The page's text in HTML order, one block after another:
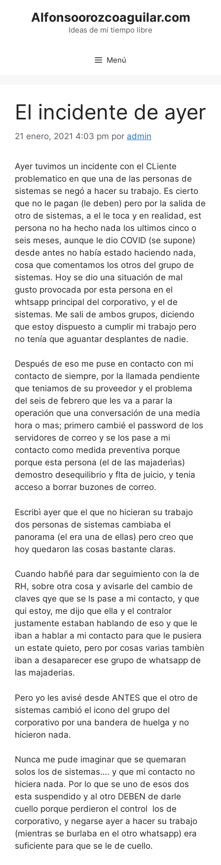
Alfonsoorozcoaguilar.com
Ideas de mi tiempo libre
Menú
El incidente de ayer
21 enero, 2021 4:03 pm por admin
Ayer tuvimos un incidente con el CLiente
problematico en que una de las personas de
sistemas se negó a hacer su trabajo. Es cierto
que no le pagan (le deben) pero por la salida de
otro de sistemas, a el le toca y en realidad, est
persona no ha hecho nada los ultimos cinco o
seis meses, aunque le dio COVID (se supone)
desde antes no había estado haciendo nada,
cosa que comentamos los otros del grupo de
sistemas. Hoy se dio una situación de mal
gusto provocada por esta persona en el
whtsapp principal del corporativo, y el de
sistemas. Me sali de ambos grupos, diciendo
que estoy dispuesto a cumplir mi trabajo pero
no tenía que aguantar desplantes de nadie.
Después de eso me puse en contacto con mi
contacto de siempre, por la llamada pendiente
que teniamos de su proveedor y el problema
del seis de febrero que les va a parar la
operación que una conversación de una media
hora o mas; primero cambié el password de los
servidores de correo y se los pase a mi
contacto como medida preventiva porque
porque esta persona (el de las majaderìas)
demostro desequilibrio y flta de juicio, y tenia
acceso a borrar buzones de correo.
Escribì ayer que el que no hicieran su trabajo
dos personas de sistemas cambiaba el
panorama (el era una de ellas) pero creo que
hoy quedaron las cosas bastante claras.
Cuando habñé para dar seguimiento con la de
RH, sobre otra cosa y avisarle del cambio de
claves qye que se ls pase a mi contacto, y que
qui estoy, me dijo que ella y el contralor
justamente estaban hablando de eso y que le
iban a hablar a mi contacto para que le pusiera
un estate quieto, pero por cosas varias tambièn
iban a desaparecer ese grupo de whatsapp de
las majaderias.
Pero yo les avisé desde ANTES que el otro de
sistemas cambió el icono del grupo del
corporativo por una bandera de huelga y no
hicieron nada.
Nunca me pude imaginar que se quemaran
solos los de sistemas…. y que mi contacto no
hiciera nada. Por lo que se uno de esos dos
esta suspendido y al otro DEBEN de darle
cuello porque perdieron el control los de
corporativo, y negarse ayer a hacer su trabajo
(mientras se burlaba en el otro whatsapp) era
suficiente para que se le de cuello.